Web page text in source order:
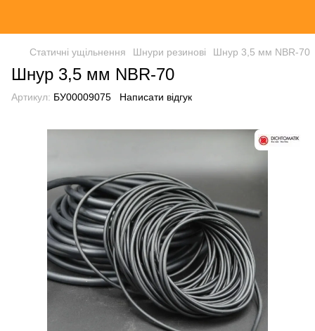
Статичні ущільнення Шнури резинові Шнур 3,5 мм NBR-70
Шнур 3,5 мм NBR-70
Артикул: БУ00009075 Написати відгук